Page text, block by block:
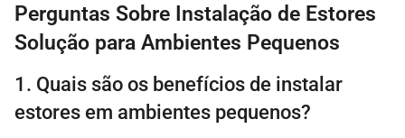
Perguntas Sobre Instalação de Estores
Solução para Ambientes Pequenos
1. Quais são os benefícios de instalar
estores em ambientes pequenos?